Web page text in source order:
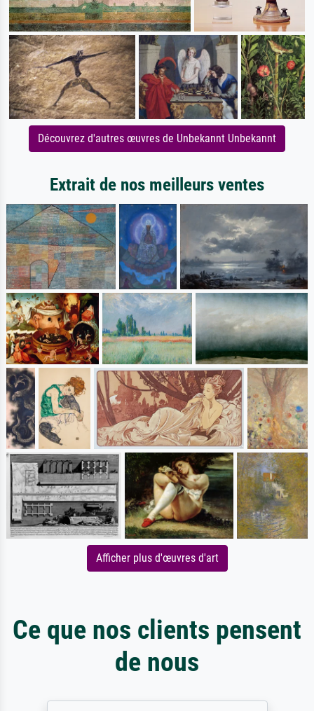
Découvrez d'autres œuvres de Unbekannt Unbekannt
Extrait de nos meilleurs ventes
Afficher plus d'œuvres d'art
Ce que nos clients pensent
de nous